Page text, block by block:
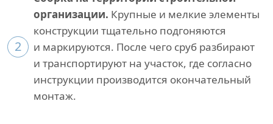
2
организации. Крупные и мелкие элементы
конструкции тщательно подгоняются
и маркируются. После чего сруб разбирают
и транспортируют на участок, где согласно
инструкции производится окончательный
монтаж.